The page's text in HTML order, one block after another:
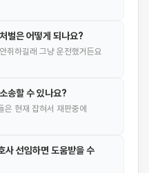
벌은 어떻게 되나요?
취하길래 그냥 운전했거든요
송할 수 있나요?
은 현재 잡혀서 재판중에
사 선임하면 도움받을 수